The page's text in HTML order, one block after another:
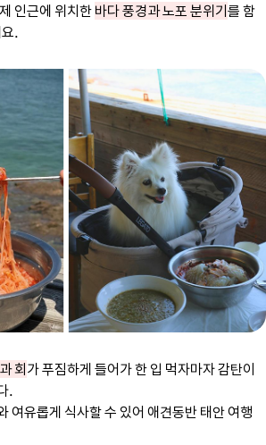
인근에 위치한 바다 풍경과 노포 분위기를 함
.
회가 푸짐하게 들어가 한 입 먹자마자 감탄이
.
여유롭게 식사할 수 있어 애견동반 태안 여행